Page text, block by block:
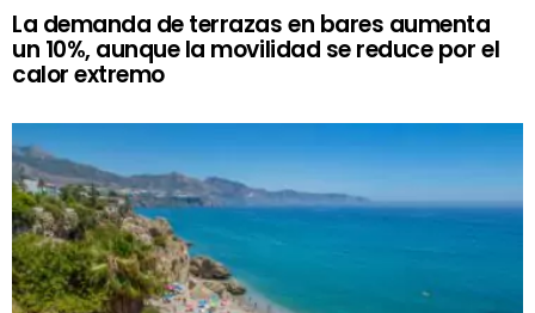
La demanda de terrazas en bares aumenta
un 10%, aunque la movilidad se reduce por el
calor extremo